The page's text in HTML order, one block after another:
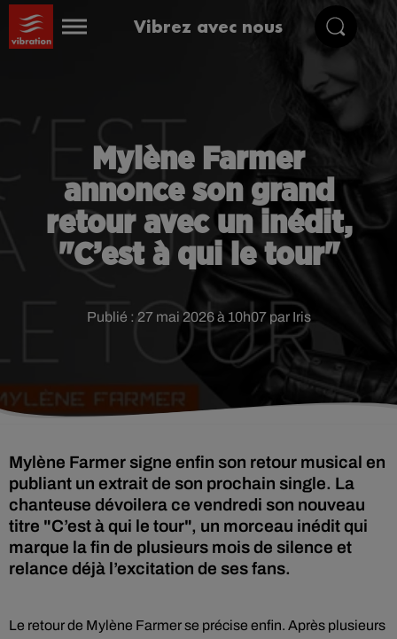
Vibrez avec nous
Mylène Farmer
annonce son grand
retour avec un inédit,
"C’est à qui le tour"
Publié : 27 mai 2026 à 10h07 par Iris
Mylène Farmer signe enfin son retour musical en
publiant un extrait de son prochain single. La
chanteuse dévoilera ce vendredi son nouveau
titre "C’est à qui le tour", un morceau inédit qui
marque la fin de plusieurs mois de silence et
relance déjà l’excitation de ses fans.
Le retour de Mylène Farmer se précise enfin. Après plusieurs